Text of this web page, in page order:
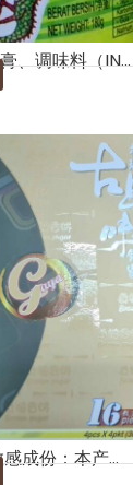
、调味料（IN...
成份：本产...